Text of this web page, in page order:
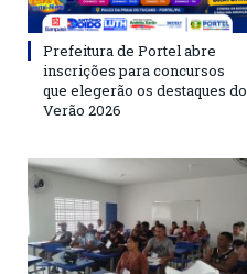
Prefeitura de Portel abre
inscrições para concursos
que elegerão os destaques do
Verão 2026